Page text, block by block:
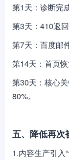
第1天：诊断完
第3天：410返
第7天：百度邮
第14天：首页
第30天：核心
80%。
五、降低再次
1.内容生产引入